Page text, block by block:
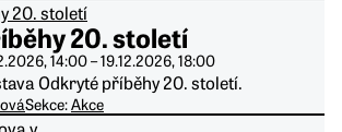
20. století
14:00–19.12.2026, 18:00
Odkryté příběhy 20. století.
Sekce:Akce